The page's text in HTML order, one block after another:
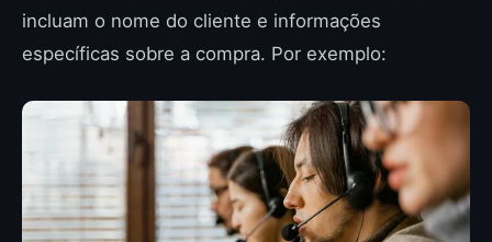
incluam o nome do cliente e informações
específicas sobre a compra. Por exemplo: